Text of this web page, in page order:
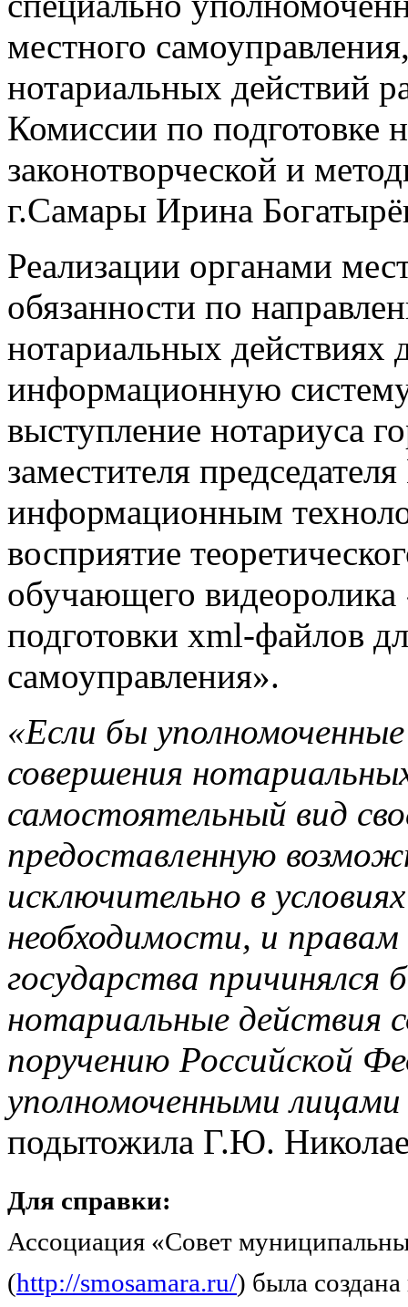
местного
нотариальных действий
Комиссии по подготовке
законотворческой и
г.Самары Ирина
Реализации органами
обязанности по
нотариальных
информационную
выступление нотариуса
заместителя
информационным
восприятие
обучающего
подготовки xml-файлов
самоуправления».
«Если бы
совершения
самостоятельный вид
предоставленную
исключительно в
необходимости, и
государства причинялся
нотариальные действия
поручению Российской
уполномоченными
подытожила Г.Ю.
Для справки:
Ассоциация «Совет
(http://smosamara.ru/) была